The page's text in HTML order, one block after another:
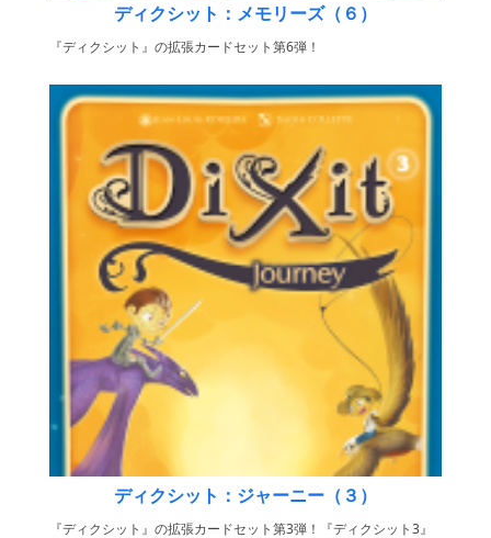
ディクシット：メモリーズ（６）
『ディクシット』の拡張カードセット第6弾！
ディクシット：ジャーニー（３）
『ディクシット』の拡張カードセット第3弾！『ディクシット3』